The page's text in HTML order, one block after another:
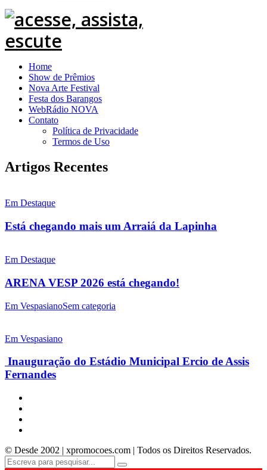
Home
Show de Prêmios
Nova Arte Festival
Festa dos Barangos
WebRádio NOVA
Contato
Política de Privacidade
Termos de Uso
Artigos Recentes
Em Destaque
Está chegando mais um Arraiá da Lapinha
Em Destaque
ARENA VESP 2026 está chegando!
Em VespasianoSem categoria
Em Vespasiano
Inauguração do Estádio Municipal Ercio de Assis
Fernandes
© Desde 2002 | xpromocoes.com | Todos os Direitos Reservados.